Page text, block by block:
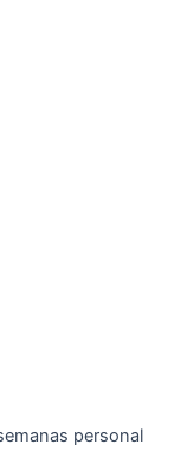
personal